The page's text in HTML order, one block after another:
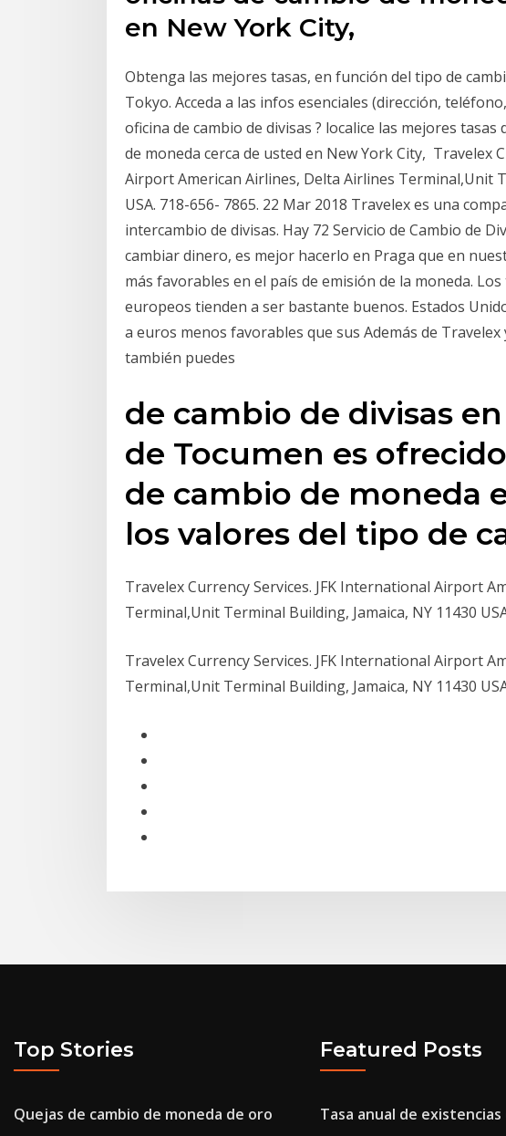
en New York City,
Obtenga las mejores tasas, en función del tipo de
Tokyo. Acceda a las infos esenciales (dirección,
oficina de cambio de divisas ? localice las mejores
de moneda cerca de usted en New York City, Travelex
Airport American Airlines, Delta Airlines Terminal,Unit
USA. 718-656- 7865. 22 Mar 2018 Travelex es una
intercambio de divisas. Hay 72 Servicio de Cambio de
cambiar dinero, es mejor hacerlo en Praga que en
más favorables en el país de emisión de la moneda.
europeos tienden a ser bastante buenos. Estados
a euros menos favorables que sus Además de
también puedes
de cambio de divisas
de Tocumen es
de cambio de moneda
los valores del tipo de
Travelex Currency Services. JFK International Airport
Terminal,Unit Terminal Building, Jamaica, NY 11430
Travelex Currency Services. JFK International Airport
Terminal,Unit Terminal Building, Jamaica, NY 11430
Top Stories
Quejas de cambio de moneda de oro
Featured Posts
Tasa anual de